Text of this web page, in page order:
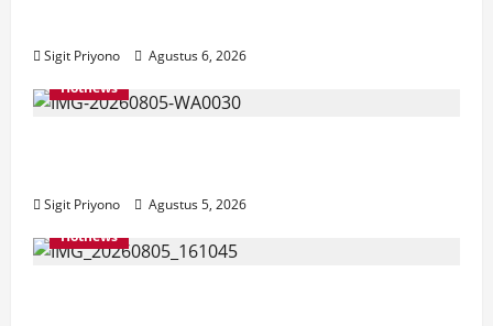
Sigit Priyono
Agustus 6, 2026
Hotnews
Sigit Priyono
Agustus 5, 2026
Hotnews